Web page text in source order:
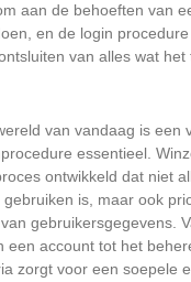
aan de behoeften van
en de login
van alles wat het
van vandaag is een
essentieel.
ontwikkeld dat niet
is, maar ook
gebruikersgegevens.
een account tot het
zorgt voor een soepele